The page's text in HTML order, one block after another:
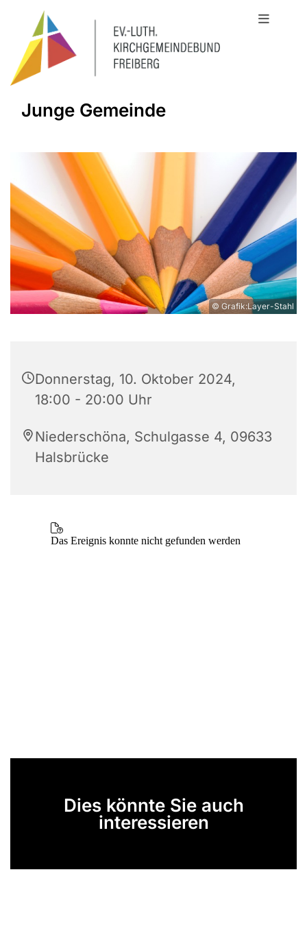
Junge Gemeinde
© Grafik:Layer-Stahl
Donnerstag, 10. Oktober 2024,
18:00 - 20:00 Uhr
Niederschöna, Schulgasse 4, 09633
Halsbrücke
Dies könnte Sie auch
interessieren